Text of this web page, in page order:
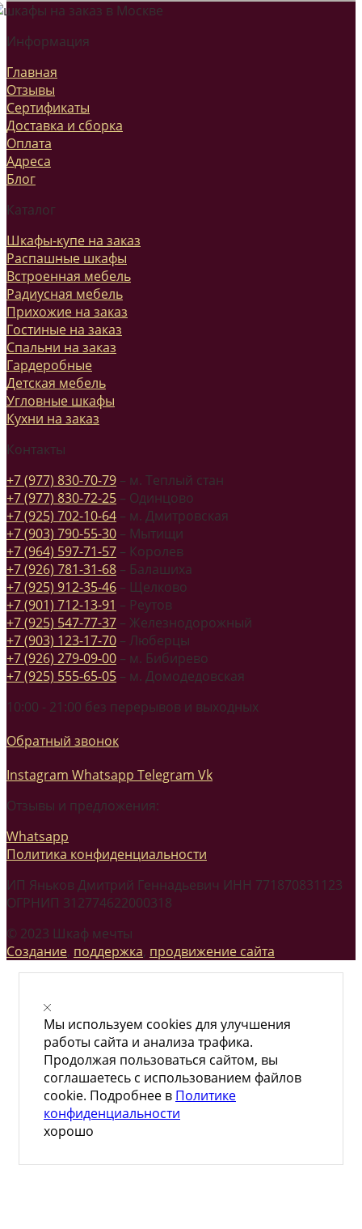
Информация
Главная
Отзывы
Сертификаты
Доставка и сборка
Оплата
Адреса
Блог
Каталог
Шкафы-купе на заказ
Распашные шкафы
Встроенная мебель
Радиусная мебель
Прихожие на заказ
Гостиные на заказ
Спальни на заказ
Гардеробные
Детская мебель
Угловные шкафы
Кухни на заказ
Контакты
+7 (977) 830-70-79 – м. Теплый стан
+7 (977) 830-72-25 – Одинцово
+7 (925) 702-10-64 – м. Дмитровская
+7 (903) 790-55-30 – Мытищи
+7 (964) 597-71-57 – Королев
+7 (926) 781-31-68 – Балашиха
+7 (925) 912-35-46 – Щелково
+7 (901) 712-13-91 – Реутов
+7 (925) 547-77-37 – Железнодорожный
+7 (903) 123-17-70 – Люберцы
+7 (926) 279-09-00 – м. Бибирево
+7 (925) 555-65-05 – м. Домодедовская
10:00 - 21:00 без перерывов и выходных
Обратный звонок
Instagram Whatsapp Telegram Vk
Отзывы и предложения:
Whatsapp
Политика конфиденциальности
ИП Яньков Дмитрий Геннадьевич ИНН 771870831123
ОГРНИП 312774622000318
© 2023 Шкаф мечты
Создание, поддержка, продвижение сайта
Мы используем cookies для улучшения
работы сайта и анализа трафика.
Продолжая пользоваться сайтом, вы
соглашаетесь с использованием файлов
cookie. Подробнее в Политике
конфиденциальности
хорошо